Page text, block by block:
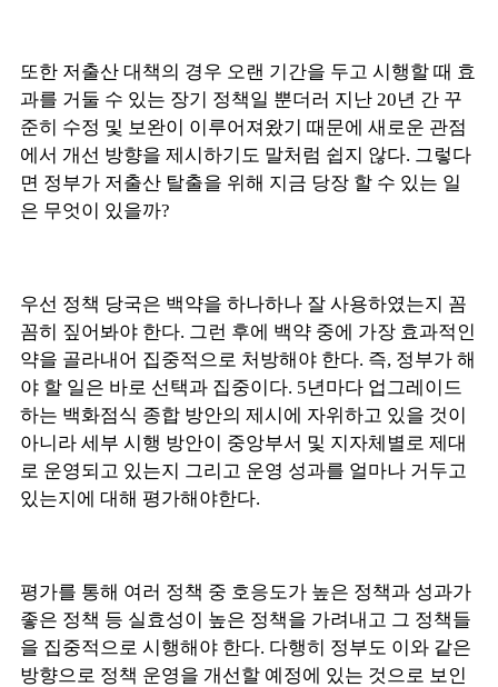
또한 저출산 대책의 경우 오랜 기간을 두고 시행할 때 효
과를 거둘 수 있는 장기 정책일 뿐더러 지난 20년 간 꾸
준히 수정 및 보완이 이루어져왔기 때문에 새로운 관점
에서 개선 방향을 제시하기도 말처럼 쉽지 않다. 그렇다
면 정부가 저출산 탈출을 위해 지금 당장 할 수 있는 일
은 무엇이 있을까?
우선 정책 당국은 백약을 하나하나 잘 사용하였는지 꼼
꼼히 짚어봐야 한다. 그런 후에 백약 중에 가장 효과적인
약을 골라내어 집중적으로 처방해야 한다. 즉, 정부가 해
야 할 일은 바로 선택과 집중이다. 5년마다 업그레이드
하는 백화점식 종합 방안의 제시에 자위하고 있을 것이
아니라 세부 시행 방안이 중앙부서 및 지자체별로 제대
로 운영되고 있는지 그리고 운영 성과를 얼마나 거두고
있는지에 대해 평가해야한다.
평가를 통해 여러 정책 중 호응도가 높은 정책과 성과가
좋은 정책 등 실효성이 높은 정책을 가려내고 그 정책들
을 집중적으로 시행해야 한다. 다행히 정부도 이와 같은
방향으로 정책 운영을 개선할 예정에 있는 것으로 보인